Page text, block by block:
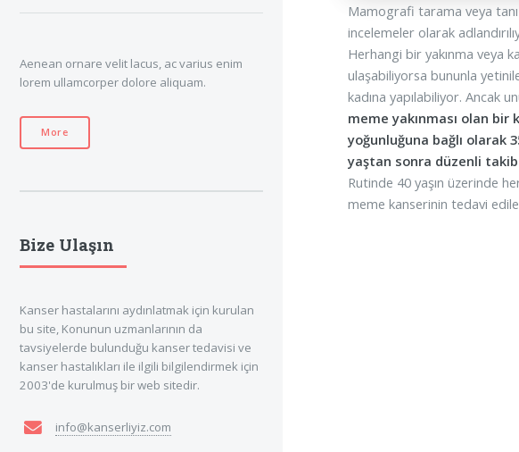
Mamografi tarama veya tanı
incelemeler olarak
Herhangi bir yakınma veya
ulaşabiliyorsa bununla
kadına yapılabiliyor. Ancak
meme yakınması olan
yoğunluğuna bağlı olarak
yaştan sonra düzenli
Rutinde 40 yaşın üzerinde
meme kanserinin tedavi
Aenean ornare velit lacus, ac varius enim
lorem ullamcorper dolore aliquam.
More
Bize Ulaşın
Kanser hastalarını aydınlatmak için kurulan
bu site, Konunun uzmanlarının da
tavsiyelerde bulunduğu kanser tedavisi ve
kanser hastalıkları ile ilgili bilgilendirmek için
2003'de kurulmuş bir web sitedir.
info@kanserliyiz.com